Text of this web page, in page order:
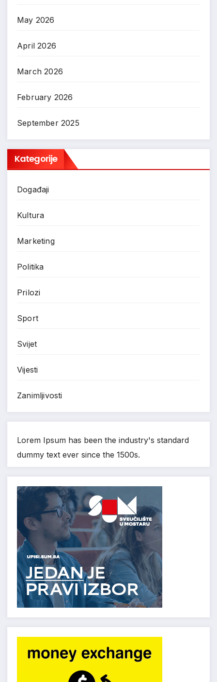
May 2026
April 2026
March 2026
February 2026
September 2025
Kategorije
Događaji
Kultura
Marketing
Politika
Prilozi
Sport
Svijet
Vijesti
Zanimljivosti
Lorem Ipsum has been the industry's standard
dummy text ever since the 1500s.